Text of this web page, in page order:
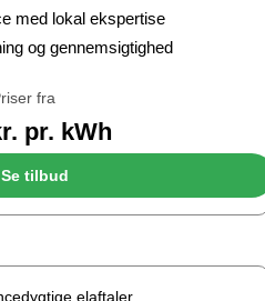
med lokal ekspertise
og gennemsigtighed
fra
pr. kWh
Se tilbud